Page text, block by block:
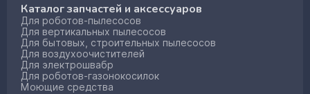
Каталог запчастей и аксессуаров
Для роботов-пылесосов
Для вертикальных пылесосов
Для бытовых, строительных пылесосов
Для воздухоочистителей
Для электрошвабр
Для роботов-газонокосилок
Моющие средства